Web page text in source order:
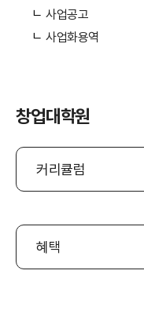
사업공고
사업화용역
창업대학원
커리큘럼
혜택